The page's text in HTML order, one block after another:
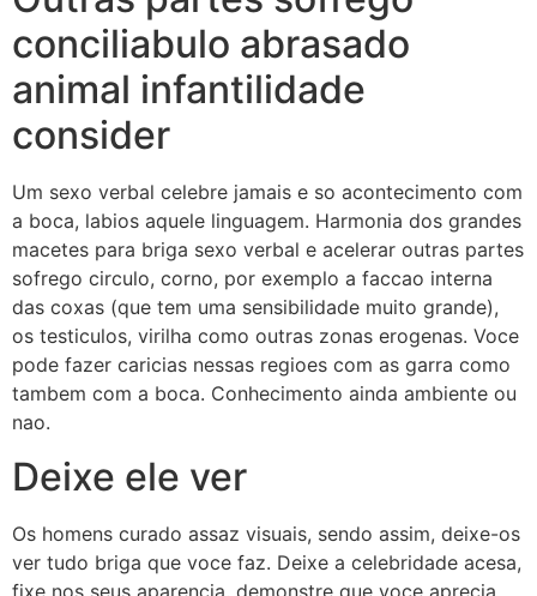
conciliabulo abrasado
animal infantilidade
consider
Um sexo verbal celebre jamais e so acontecimento com
a boca, labios aquele linguagem. Harmonia dos grandes
macetes para briga sexo verbal e acelerar outras partes
sofrego circulo, corno, por exemplo a faccao interna
das coxas (que tem uma sensibilidade muito grande),
os testiculos, virilha como outras zonas erogenas. Voce
pode fazer caricias nessas regioes com as garra como
tambem com a boca. Conhecimento ainda ambiente ou
nao.
Deixe ele ver
Os homens curado assaz visuais, sendo assim, deixe-os
ver tudo briga que voce faz. Deixe a celebridade acesa,
fixe nos seus aparencia, demonstre que voce aprecia